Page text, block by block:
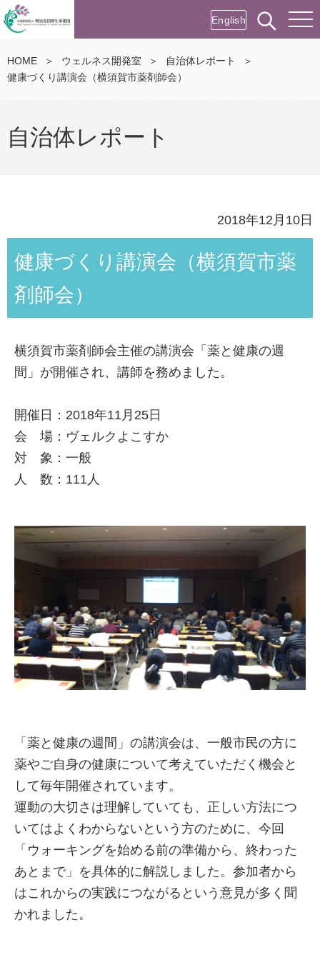
English
HOME ＞ ウェルネス開発室 ＞ 自治体レポート
＞
健康づくり講演会（横須賀市薬剤師会）
自治体レポート
2018年12月10日
健康づくり講演会（横須賀市薬
剤師会）
横須賀市薬剤師会主催の講演会「薬と健康の週
間」が開催され、講師を務めました。
開催日：2018年11月25日
会 場：ヴェルクよこすか
対 象：一般
人 数：111人
「薬と健康の週間」の講演会は、一般市民の方に
薬やご自身の健康について考えていただく機会と
して毎年開催されています。
運動の大切さは理解していても、正しい方法につ
いてはよくわからないという方のために、今回
「ウォーキングを始める前の準備から、終わった
あとまで」を具体的に解説しました。参加者から
はこれからの実践につながるという意見が多く聞
かれました。